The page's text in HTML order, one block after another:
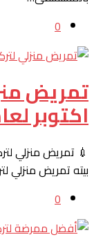
0
تمريض
اكتوبر لعام 2026
💉 تمريض منزلي
بيته تمريض منزلي
0